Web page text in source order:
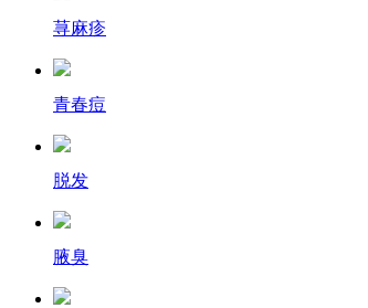
荨麻疹
青春痘
脱发
腋臭